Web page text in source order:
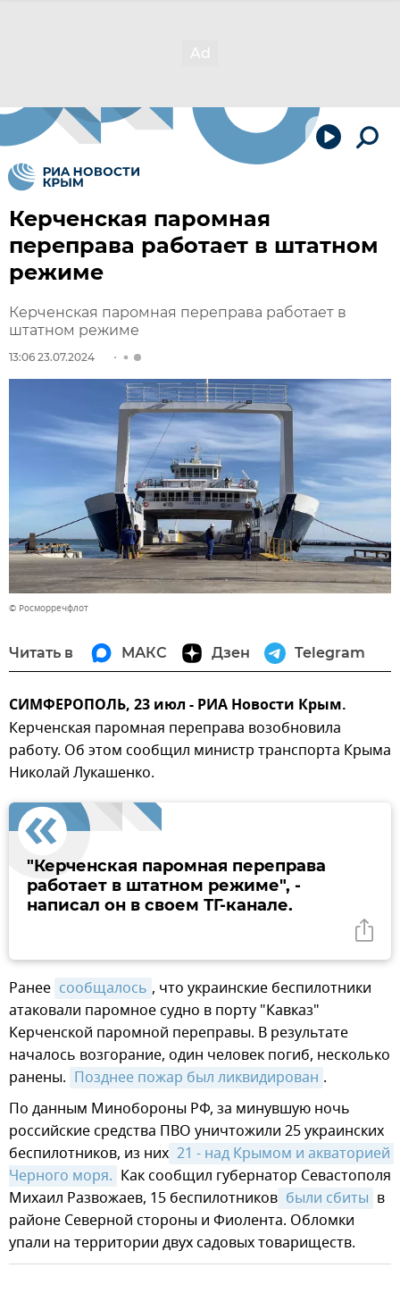
Керченская паромная
переправа работает в штатном
режиме
Керченская паромная переправа работает в
штатном режиме
13:06 23.07.2024
© Росморречфлот
Читать в МАКС Дзен Telegram
СИМФЕРОПОЛЬ, 23 июл - РИА Новости Крым.
Керченская паромная переправа возобновила
работу. Об этом сообщил министр транспорта Крыма
Николай Лукашенко.
"Керченская паромная переправа
работает в штатном режиме", -
написал он в своем ТГ-канале.
Ранее сообщалось , что украинские беспилотники
атаковали паромное судно в порту "Кавказ"
Керченской паромной переправы. В результате
началось возгорание, один человек погиб, несколько
ранены. Позднее пожар был ликвидирован .
По данным Минобороны РФ, за минувшую ночь
российские средства ПВО уничтожили 25 украинских
беспилотников, из них 21 - над Крымом и акваторией
Черного моря. Как сообщил губернатор Севастополя
Михаил Развожаев, 15 беспилотников были сбиты в
районе Северной стороны и Фиолента. Обломки
упали на территории двух садовых товариществ.